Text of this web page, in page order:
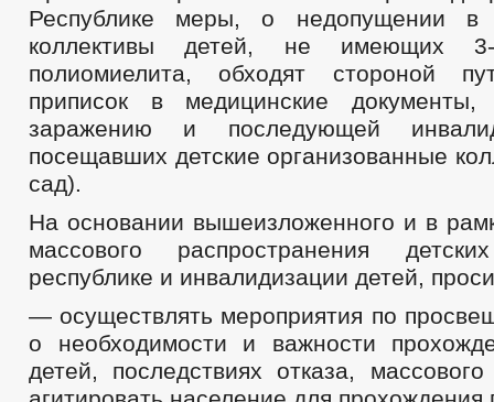
Республике меры, о недопущении в
коллективы детей, не имеющих
полиомиелита, обходят стороной
приписок в медицинские
заражению и последующей
посещавших детские организованные
сад).
На основании вышеизложенного и в
массового распространения
республике и инвалидизации детей,
— осуществлять мероприятия по
о необходимости и важности
детей, последствиях отказа,